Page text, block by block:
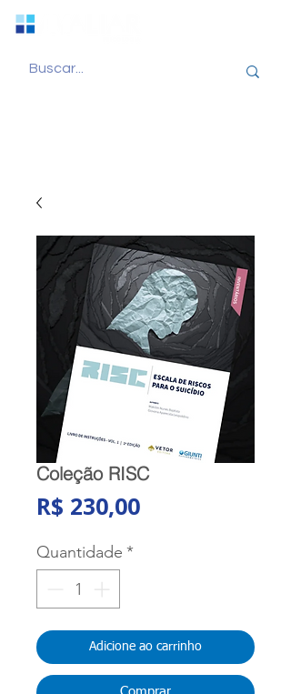
Coleção RISC
R$ 230,00Preço
Quantidade *
Adicione ao carrinho